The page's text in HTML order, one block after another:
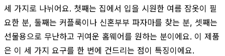
세 가지로 나뉘어요. 첫째는 집에서 입을 시원한 여름 잠옷이 필
요한 분, 둘째는 커플룩이나 신혼부부 파자마를 찾는 분, 셋째는
선물용으로 무난하고 귀여운 홈웨어를 원하는 분이에요. 이 제품
은 이 세 가지 요구를 한 번에 건드리는 점이 특징이에요.